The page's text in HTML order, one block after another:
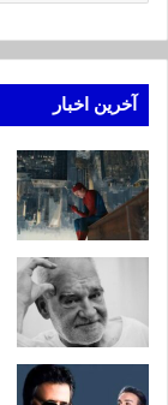
آخرین اخبار